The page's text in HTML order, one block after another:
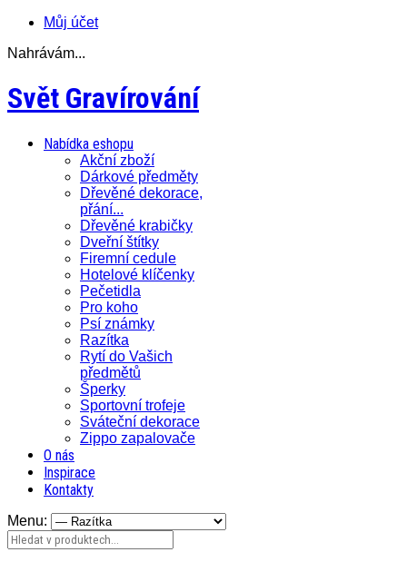
Můj účet
Nahrávám...
Svět Gravírování
Nabídka eshopu
Akční zboží
Dárkové předměty
Dřevěné dekorace,
přání...
Dřevěné krabičky
Dveřní štítky
Firemní cedule
Hotelové klíčenky
Pečetidla
Pro koho
Psí známky
Razítka
Rytí do Vašich
předmětů
Šperky
Sportovní trofeje
Sváteční dekorace
Zippo zapalovače
O nás
Inspirace
Kontakty
Menu: